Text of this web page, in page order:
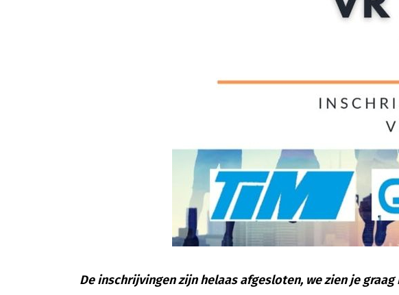
De inschrijvingen zijn helaas afgesloten, we zien je